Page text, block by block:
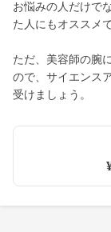
お悩みの人だけで
た人にもオススメで
ただ、美容師の腕
ので、サイエンス
受けましょう。